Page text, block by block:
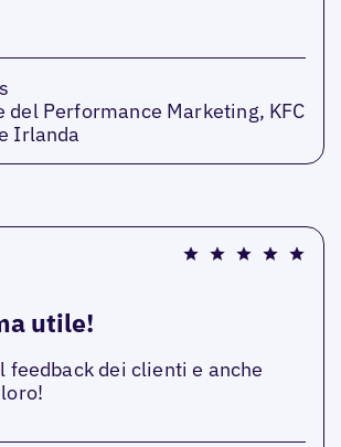
del Performance Marketing, KFC
Irlanda
utile!
feedback dei clienti e anche